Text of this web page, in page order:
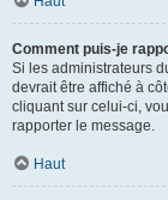
Comment puis-je
Si les administrateurs
devrait être affiché à
cliquant sur celui-ci,
rapporter le message.
Haut